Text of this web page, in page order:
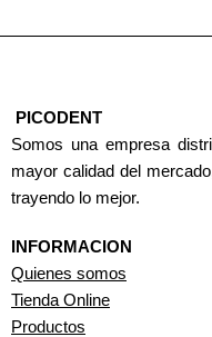
PICODENT
Somos una empresa
mayor calidad del
trayendo lo mejor.
INFORMACION
Quienes somos
Tienda Online
Productos